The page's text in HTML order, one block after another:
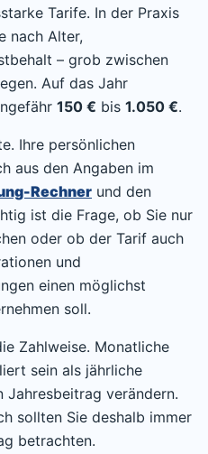
Tarife. In der Praxis
nach Alter,
– grob zwischen
Auf das Jahr
150 € bis 1.050 €.
Ihre persönlichen
aus den Angaben im
Rechner und den
ist die Frage, ob Sie nur
oder ob der Tarif auch
und
einen möglichst
soll.
Zahlweise. Monatliche
sein als jährliche
Jahresbeitrag verändern.
sollten Sie deshalb immer
betrachten.